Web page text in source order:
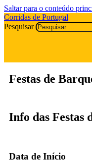
Saltar para o conteúdo
Corridas de Portugal
Pesquisar
Festas de
Info das Festas
Data de Início